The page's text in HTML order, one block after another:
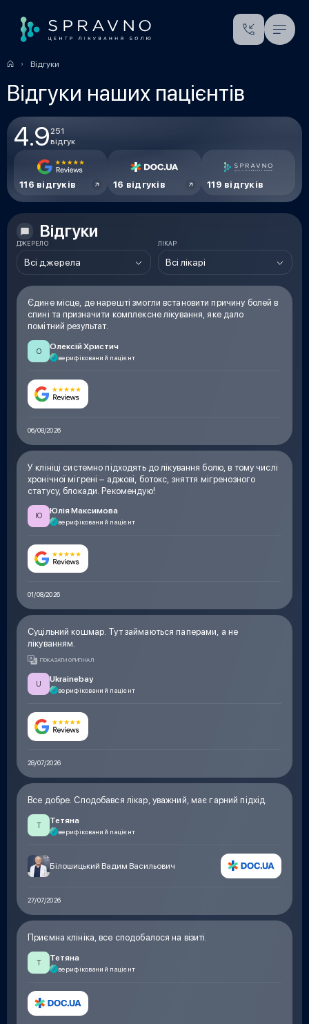
Відгуки
Відгуки наших пацієнтів
4.9251
відгук
116 відгуків 16 відгуків 119 відгуків
Відгуки
ДЖЕРЕЛО
Всі джерела
ЛІКАР
Всі лікарі
Єдине місце, де нарешті змогли встановити причину болей в
спині та призначити комплексне лікування, яке дало
помітний результат.
О
Олексій Христич
верифікований пацієнт
06/08/2026
У клініці системно підходять до лікування болю, в тому числі
хронічної мігрені – аджові, ботокс, зняття мігренозного
статусу, блокади. Рекомендую!
Ю
Юлія Максимова
верифікований пацієнт
01/08/2026
Суцільний кошмар. Тут займаються паперами, а не
лікуванням.
ПОКАЗАТИ ОРИГІНАЛ
U
Ukrainebay
верифікований пацієнт
28/07/2026
Все добре. Сподобався лікар, уважний, має гарний підхід.
Т
Тетяна
верифікований пацієнт
Білошицький Вадим Васильович
27/07/2026
Приємна клініка, все сподобалося на візиті.
Т
Тетяна
верифікований пацієнт